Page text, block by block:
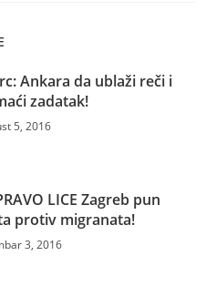
Ankara da ublaži reči i
zadatak!
5, 2016
LICE Zagreb pun
protiv migranata!
3, 2016